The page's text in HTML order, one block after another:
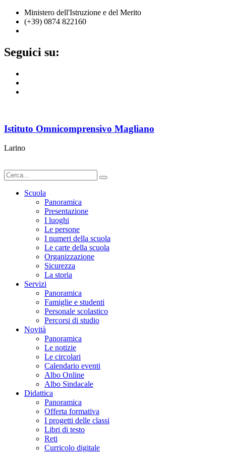
Ministero dell'Istruzione e del Merito
(+39) 0874 822160
Seguici su:
Istituto Omnicomprensivo Magliano
Larino
Scuola
Panoramica
Presentazione
I luoghi
Le persone
I numeri della scuola
Le carte della scuola
Organizzazione
Sicurezza
La storia
Servizi
Panoramica
Famiglie e studenti
Personale scolastico
Percorsi di studio
Novità
Panoramica
Le notizie
Le circolari
Calendario eventi
Albo Online
Albo Sindacale
Didattica
Panoramica
Offerta formativa
I progetti delle classi
Libri di testo
Reti
Curricolo digitale